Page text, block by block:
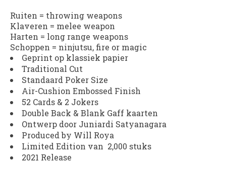
Ruiten = throwing weapons
Klaveren = melee weapon
Harten = long range weapons
Schoppen = ninjutsu, fire or magic
Geprint op klassiek papier
Traditional Cut
Standaard Poker Size
Air-Cushion Embossed Finish
52 Cards & 2 Jokers
Double Back & Blank Gaff kaarten
Ontwerp door Juniardi Satyanagara
Produced by Will Roya
Limited Edition van 2,000 stuks
2021 Release